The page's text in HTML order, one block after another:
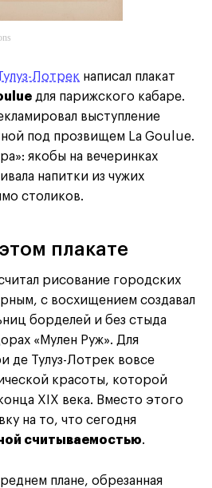
Лотрек написал плакат
для парижского кабаре.
выступление
под прозвищем La Goulue.
якобы на вечеринках
напитки из чужих
столиков.
плакате
рисование городских
с восхищением создавал
борделей и без стыда
«Мулен Руж». Для
де Тулуз-Лотрек вовсе
красоты, которой
XIX века. Вместо этого
на то, что сегодня
считываемостью.
плане, обрезанная